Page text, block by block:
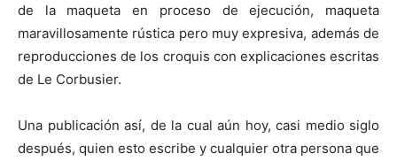
de la maqueta en proceso de ejecución, maqueta
maravillosamente rústica pero muy expresiva, además de
reproducciones de los croquis con explicaciones escritas
de Le Corbusier.
Una publicación así, de la cual aún hoy, casi medio siglo
después, quien esto escribe y cualquier otra persona que